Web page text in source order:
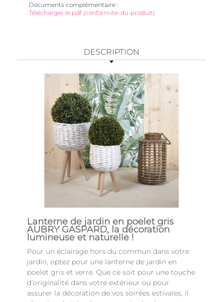
Documents complémentaire
Télécharger le pdf (conformite-du-produit)
DESCRIPTION
Lanterne de jardin en poelet gris
AUBRY GASPARD, la décoration
lumineuse et naturelle !
Pour un éclairage hors du commun dans votre
jardin, optez pour une lanterne de jardin en
poelet gris et verre. Que ce soit pour une touche
d’originalité dans votre extérieur ou pour
assurer la décoration de vos soirées estivales, il